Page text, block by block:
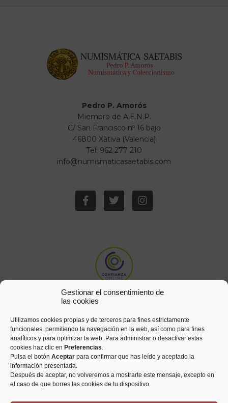
Gestionar el consentimiento de
las cookies
Utilizamos cookies propias y de terceros para fines estrictamente
funcionales, permitiendo la navegación en la web, así como para fines
analíticos y para optimizar la web. Para administrar o desactivar estas
cookies haz clic en Preferencias.
Pulsa el botón Aceptar para confirmar que has leído y aceptado la
información presentada.
Después de aceptar, no volveremos a mostrarte este mensaje, excepto en
el caso de que borres las cookies de tu dispositivo.
Pedro P. Amorós
Miembro de A.E.N.P.
C/ San Francisco nº 16 bajo
46800 Xàtiva (Valencia)
Tel: 962 277 210
info@numismaticasaetabis.com